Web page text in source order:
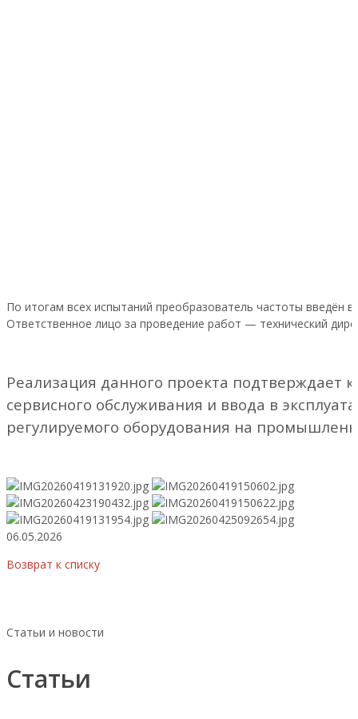
По итогам всех испытаний преобразователь частоты введён
Ответственное лицо за проведение работ — технический
Реализация данного проекта подтверждает
сервисного обслуживания и ввода в
регулируемого оборудования на
06.05.2026
Возврат к списку
Статьи и новости
Статьи